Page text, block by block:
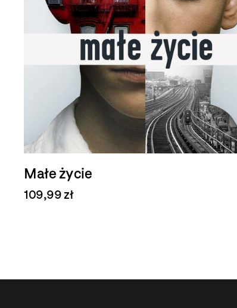
Małe życie
109,99 zł